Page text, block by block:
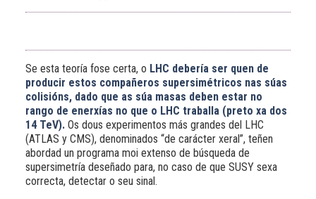
Se esta teoría fose certa, o LHC debería ser quen de
producir estos compañeros supersimétricos nas súas
colisións, dado que as súa masas deben estar no
rango de enerxías no que o LHC traballa (preto xa dos
14 TeV). Os dous experimentos más grandes del LHC
(ATLAS y CMS), denominados “de carácter xeral”, teñen
abordad un programa moi extenso de búsqueda de
supersimetría deseñado para, no caso de que SUSY sexa
correcta, detectar o seu sinal.